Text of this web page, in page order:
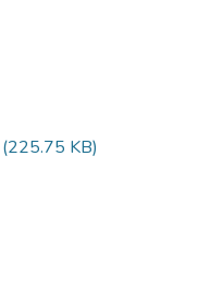
(225.75 KB)